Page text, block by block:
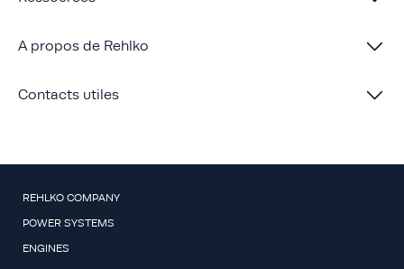
A propos de Rehlko
Contacts utiles
REHLKO COMPANY
POWER SYSTEMS
ENGINES